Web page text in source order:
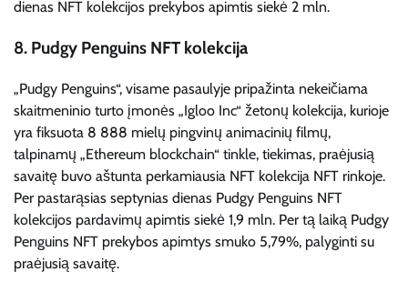
dienas NFT kolekcijos prekybos apimtis siekė 2 mln.
8. Pudgy Penguins NFT kolekcija
„Pudgy Penguins“, visame pasaulyje pripažinta nekeičiama
skaitmeninio turto įmonės „Igloo Inc“ žetonų kolekcija, kurioje
yra fiksuota 8 888 mielų pingvinų animacinių filmų,
talpinamų „Ethereum blockchain“ tinkle, tiekimas, praėjusią
savaitę buvo aštunta perkamiausia NFT kolekcija NFT rinkoje.
Per pastarąsias septynias dienas Pudgy Penguins NFT
kolekcijos pardavimų apimtis siekė 1,9 mln. Per tą laiką Pudgy
Penguins NFT prekybos apimtys smuko 5,79%, palyginti su
praėjusią savaitę.